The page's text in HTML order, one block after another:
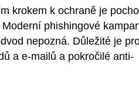
krokem k ochraně je
phishingové
nepozná. Důležité je
a e-mailů a pokročilé anti-